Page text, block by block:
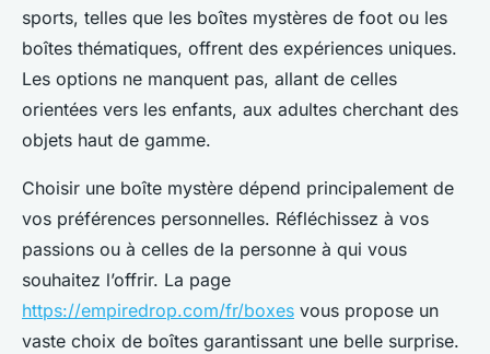
sports, telles que les boîtes mystères de foot ou les
boîtes thématiques, offrent des expériences uniques.
Les options ne manquent pas, allant de celles
orientées vers les enfants, aux adultes cherchant des
objets haut de gamme.
Choisir une boîte mystère dépend principalement de
vos préférences personnelles. Réfléchissez à vos
passions ou à celles de la personne à qui vous
souhaitez l’offrir. La page
https://empiredrop.com/fr/boxes vous propose un
vaste choix de boîtes garantissant une belle surprise.